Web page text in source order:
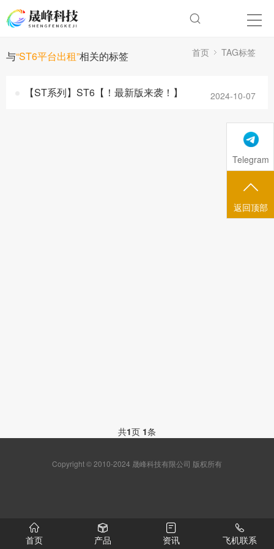
与“ST6平台出租”相关的标签 首页 TAG标签
【ST系列】ST6【！最新版来袭！】 2024-10-07
共1页 1条
Copyright © 2010-2024 晟峰科技有限公司 版权所有
首页 产品 资讯 飞机联系
Telegram
返回顶部